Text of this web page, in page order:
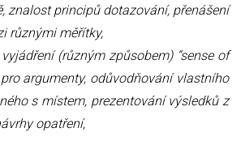
znalost principů dotazování, přenášení
různými měřítky,
vyjádření (různým způsobem) “sense of
pro argumenty, odůvodňování vlastního
s místem, prezentování výsledků z
opatření,